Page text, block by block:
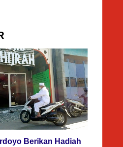
Berikan Hadiah